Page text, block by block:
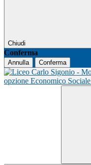
Chiudi
Conferma
Annulla Conferma
opzione Economico Sociale